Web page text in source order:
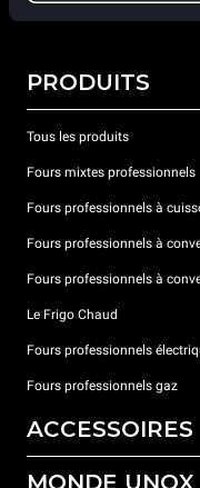
PRODUITS
Tous les produits
Fours mixtes professionnels
Fours professionnels à
Fours professionnels à
Fours professionnels à
Le Frigo Chaud
Fours professionnels
Fours professionnels gaz
ACCESSOIRES
Tous les accessoires
MONDE UNOX